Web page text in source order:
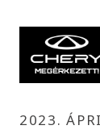
2023.